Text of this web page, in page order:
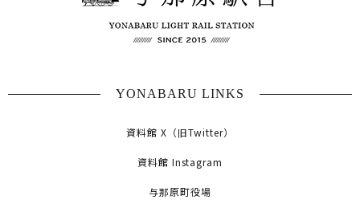
YONABARU LINKS
資料館 X（旧Twitter）
資料館 Instagram
与那原町役場